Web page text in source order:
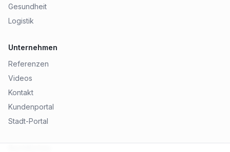
Gesundheit
Logistik
Unternehmen
Referenzen
Videos
Kontakt
Kundenportal
Stadt-Portal